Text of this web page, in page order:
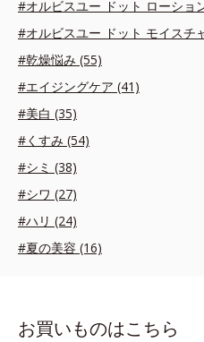
#オルビスユー ドット ローショ
#オルビスユー ドット モイスチ
#乾燥悩み (55)
#エイジングケア (41)
#美白 (35)
#くすみ (54)
#シミ (38)
#シワ (27)
#ハリ (24)
#夏の美容 (16)
お買いものはこちら